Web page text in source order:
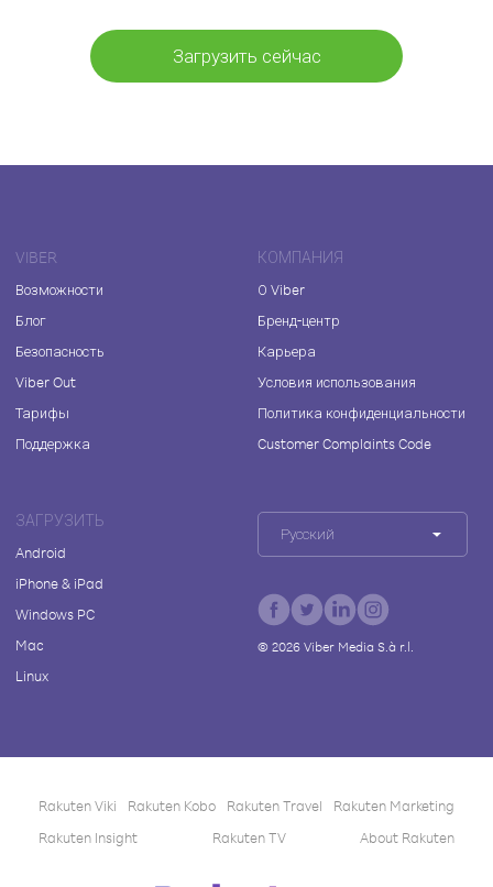
Загрузить сейчас
VIBER
Возможности
Блог
Безопасность
Viber Out
Тарифы
Поддержка
КОМПАНИЯ
О Viber
Бренд-центр
Карьера
Условия использования
Политика конфиденциальности
Customer Complaints Code
ЗАГРУЗИТЬ
Android
iPhone & iPad
Windows PC
Mac
Linux
Русский
© 2026Viber Media S.à r.l.
Rakuten Viki Rakuten Kobo Rakuten Travel
Rakuten Marketing
Rakuten Insight
Rakuten TV About Rakuten